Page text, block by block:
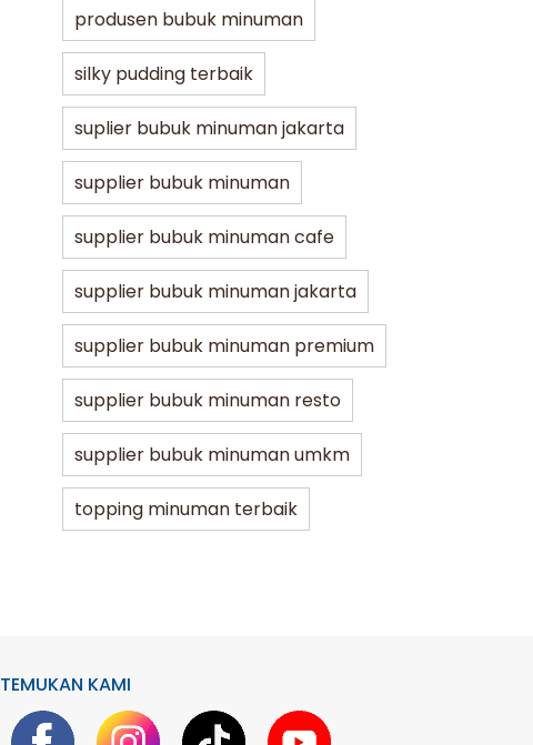
produsen bubuk minuman
silky pudding terbaik
suplier bubuk minuman jakarta
supplier bubuk minuman
supplier bubuk minuman cafe
supplier bubuk minuman jakarta
supplier bubuk minuman premium
supplier bubuk minuman resto
supplier bubuk minuman umkm
topping minuman terbaik
TEMUKAN KAMI